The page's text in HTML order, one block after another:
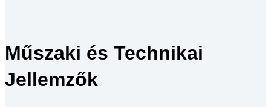
—
Műszaki és Technikai
Jellemzők